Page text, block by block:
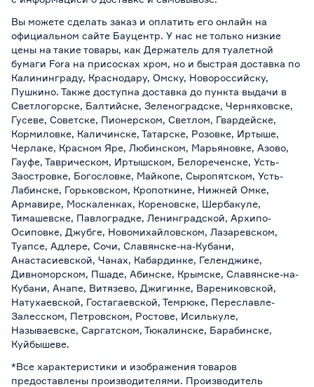
Вы можете сделать заказ и оплатить его онлайн на
официальном сайте Бауцентр. У нас не только низкие
цены на такие товары, как Держатель для туалетной
бумаги Fora на присосках хром, но и быстрая доставка по
Калининграду, Краснодару, Омску, Новороссийску,
Пушкино. Также доступна доставка до пункта выдачи в
Светлогорске, Балтийске, Зеленоградске, Черняховске,
Гусеве, Советске, Пионерском, Светлом, Гвардейске,
Кормиловке, Каличинске, Татарске, Розовке, Иртыше,
Черлаке, Красном Яре, Любинском, Марьяновке, Азово,
Гауфе, Таврическом, Иртышском, Белореченске, Усть-
Заостровке, Богословке, Майкопе, Сыропятском, Усть-
Лабинске, Горьковском, Кропоткине, Нижней Омке,
Армавире, Москаленках, Кореновске, Шербакуле,
Тимашевске, Павлоградке, Ленинградской, Архипо-
Осиповке, Джубге, Новомихайловском, Лазаревском,
Туапсе, Адлере, Сочи, Славянске-на-Кубани,
Анастасиевской, Чанах, Кабардинке, Геленджике,
Дивноморском, Пшаде, Абинске, Крымске, Славянске-на-
Кубани, Анапе, Витязево, Джигинке, Варениковской,
Натухаевской, Гостагаевской, Темрюке, Переславле-
Залесском, Петровском, Ростове, Исилькуле,
Называевске, Саргатском, Тюкалинске, Барабинске,
Куйбышеве.
*Все характеристики и изображения товаров
предоставлены производителями. Производитель